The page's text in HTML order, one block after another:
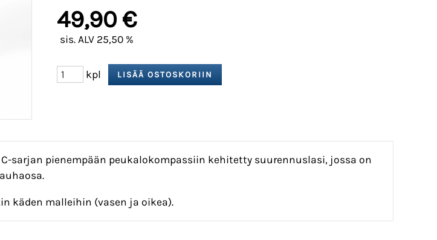
49,90 €
sis. ALV 25,50 %
kpl
sarjan pienempään peukalokompassiin kehitetty suurennuslasi, jossa on
käden malleihin (vasen ja oikea).